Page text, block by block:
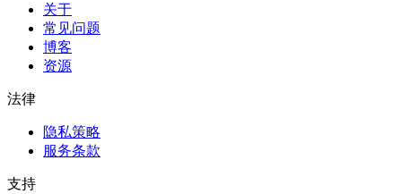
关于
常见问题
博客
资源
法律
隐私策略
服务条款
支持